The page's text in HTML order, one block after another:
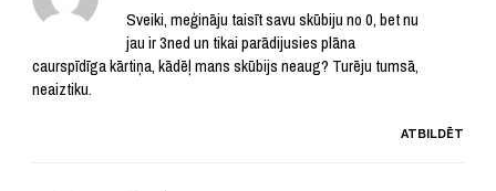
Sveiki, meģināju taisīt savu skūbiju no 0, bet nu
jau ir 3ned un tikai parādijusies plāna
caurspīdīga kārtiņa, kādēļ mans skūbijs neaug? Turēju tumsā,
neaiztiku.
ATBILDĒT